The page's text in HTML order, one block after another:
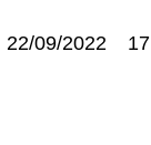
22/09/2022 17